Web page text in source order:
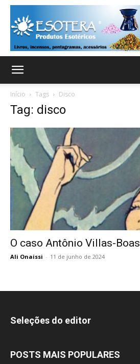
Início Tags Disco
Tag: disco
O caso Antônio Villas-Boas
Ali Onaissi - 11 de junho de 2024
Seleções do editor
POSTS MAIS POPULARES